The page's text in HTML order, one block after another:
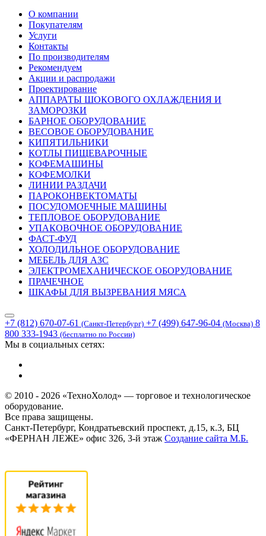
О компании
Покупателям
Услуги
Контакты
По производителям
Рекомендуем
Акции и распродажи
Проектирование
АППАРАТЫ ШОКОВОГО ОХЛАЖДЕНИЯ И
ЗАМОРОЗКИ
БАРНОЕ ОБОРУДОВАНИЕ
ВЕСОВОЕ ОБОРУДОВАНИЕ
КИПЯТИЛЬНИКИ
КОТЛЫ ПИЩЕВАРОЧНЫЕ
КОФЕМАШИНЫ
КОФЕМОЛКИ
ЛИНИИ РАЗДАЧИ
ПАРОКОНВЕКТОМАТЫ
ПОСУДОМОЕЧНЫЕ МАШИНЫ
ТЕПЛОВОЕ ОБОРУДОВАНИЕ
УПАКОВОЧНОЕ ОБОРУДОВАНИЕ
ФАСТ-ФУД
ХОЛОДИЛЬНОЕ ОБОРУДОВАНИЕ
МЕБЕЛЬ ДЛЯ АЗС
ЭЛЕКТРОМЕХАНИЧЕСКОЕ ОБОРУДОВАНИЕ
ПРАЧЕЧНОЕ
ШКАФЫ ДЛЯ ВЫЗРЕВАНИЯ МЯСА
+7 (812) 670-07-61 (Санкт-Петербург) +7 (499) 647-96-04 (Москва) 8
800 333-1943 (бесплатно по России)
Мы в социальных сетях:
© 2010 - 2026 «ТехноХолод» — торговое и технологическое
оборудование.
Все права защищены.
Санкт-Петербург, Кондратьевский проспект, д.15, к.3, БЦ
«ФЕРНАН ЛЕЖЕ» офис 326, 3-й этаж Создание сайта М.Б.